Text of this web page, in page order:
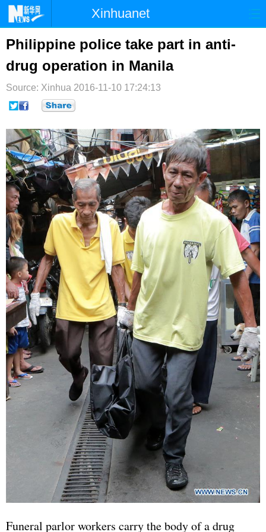
Xinhuanet
首页 时政 港澳
台湾 财经 法治
纪检 体育 科技
文娱
博客 微博
Philippine police take part in anti-
drug operation in Manila
Source: Xinhua 2016-11-10 17:24:13
Funeral parlor workers carry the body of a drug